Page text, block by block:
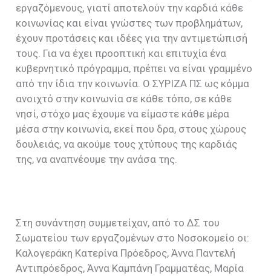
εργαζόμενους, γιατί αποτελούν την καρδιά κάθε
κοινωνίας και είναι γνώστες των προβλημάτων,
έχουν προτάσεις και ιδέες για την αντιμετώπισή
τους. Για να έχει προοπτική και επιτυχία ένα
κυβερνητικό πρόγραμμα, πρέπει να είναι γραμμένο
από την ίδια την κοινωνία. Ο ΣΥΡΙΖΑ ΠΣ ως κόμμα
ανοιχτό στην κοινωνία σε κάθε τόπο, σε κάθε
νησί, στόχο μας έχουμε να είμαστε κάθε μέρα
μέσα στην κοινωνία, εκεί που δρα, στους χώρους
δουλειάς, να ακούμε τους χτύπους της καρδιάς
της, να αναπνέουμε την ανάσα της.
Στη συνάντηση συμμετείχαν, από το ΔΣ του
Σωματείου των εργαζομένων στο Νοσοκομείο οι:
Καλογεράκη Κατερίνα Πρόεδρος, Άννα Παντελή
Αντιπρόεδρος, Άννα Καμπάνη Γραμματέας, Μαρία